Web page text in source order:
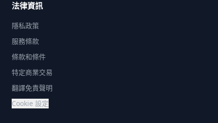
法律資訊
隱私政策
服務條款
條款和條件
特定商業交易
翻譯免責聲明
Cookie 設定